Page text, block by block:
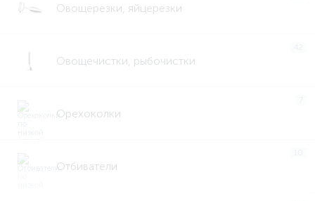
Овощерезки, яйцерезки
Овощечистки, рыбочистки
Орехоколки
Отбиватели